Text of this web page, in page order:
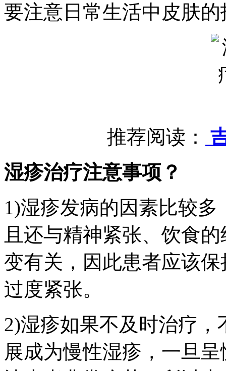
要注意日常生活中皮肤的
推荐阅读：
湿疹治疗注意事项？
1)湿疹发病的因素比较
且还与精神紧张、饮食
变有关，因此患者应该
过度紧张。
2)湿疹如果不及时治疗
展成为慢性湿疹，一旦